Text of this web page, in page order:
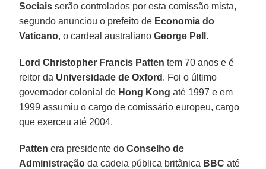
Sociais serão controlados por esta comissão mista,
segundo anunciou o prefeito de Economia do
Vaticano, o cardeal australianoGeorge Pell .
Lord Christopher Francis Patten tem 70 anos e é
reitor da Universidade de Oxford . Foi o último
governador colonial de Hong Kong até 1997 e em
1999 assumiu o cargo de comissário europeu, cargo
que exerceu até 2004.
Patten era presidente doConselho de
Administração da cadeia pública britânica BBC até